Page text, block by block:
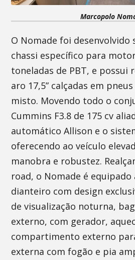
Marcopolo
O Nomade foi desenvolvido
chassi específico para
toneladas de PBT, e possui
aro 17,5” calçadas em
misto. Movendo todo o
Cummins F3.8 de 175 cv
automático Allison e o
oferecendo ao veículo
manobra e robustez.
road, o Nomade é
dianteiro com design
de visualização noturna,
externo, com gerador,
compartimento externo
externa com fogão e pia